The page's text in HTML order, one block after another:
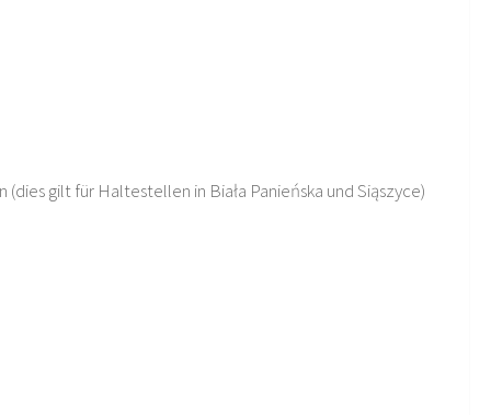
gilt für Haltestellen in Biała Panieńska und Siąszyce)